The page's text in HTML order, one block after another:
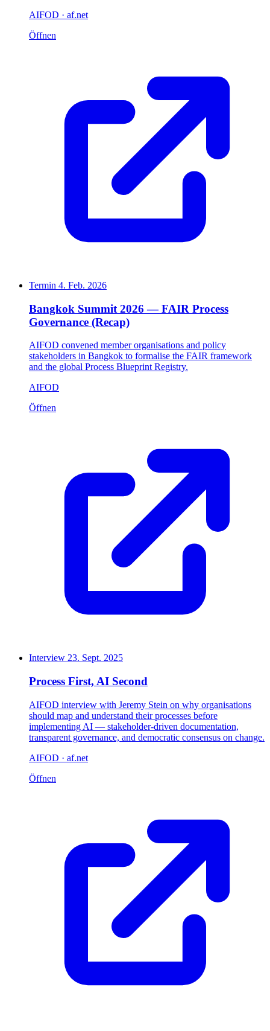
AIFOD · af.net
Öffnen
Termin 4. Feb. 2026
Bangkok Summit 2026 — FAIR Process
Governance (Recap)
AIFOD convened member organisations and policy
stakeholders in Bangkok to formalise the FAIR framework
and the global Process Blueprint Registry.
AIFOD
Öffnen
Interview 23. Sept. 2025
Process First, AI Second
AIFOD interview with Jeremy Stein on why organisations
should map and understand their processes before
implementing AI — stakeholder-driven documentation,
transparent governance, and democratic consensus on change.
AIFOD · af.net
Öffnen